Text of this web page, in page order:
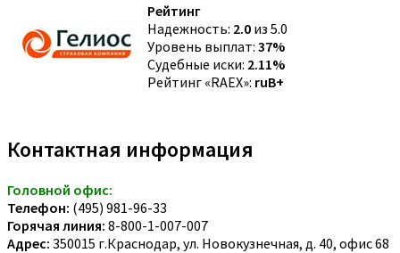
Рейтинг
Надежность: 2.0 из 5.0
Уровень выплат: 37%
Судебные иски: 2.11%
Рейтинг «RAEX»: ruB+
Контактная информация
Головной офис:
Телефон: (495) 981-96-33
Горячая линия: 8-800-1-007-007
Адрес: 350015 г.Краснодар, ул. Новокузнечная, д. 40, офис 68